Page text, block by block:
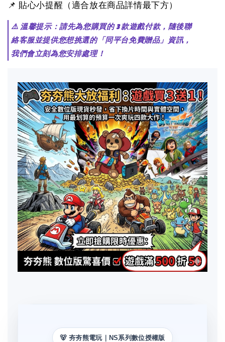
📌 貼心小提醒（適合放在商品詳情最下方）
⚠️ 溫馨提示：請先為您購買的 3 款遊戲付款，隨後聯
絡客服並提供您想挑選的「同平台免費贈品」資訊，
我們會立刻為您安排處理！
🐻 夯夯熊電玩｜NS系列數位授權版